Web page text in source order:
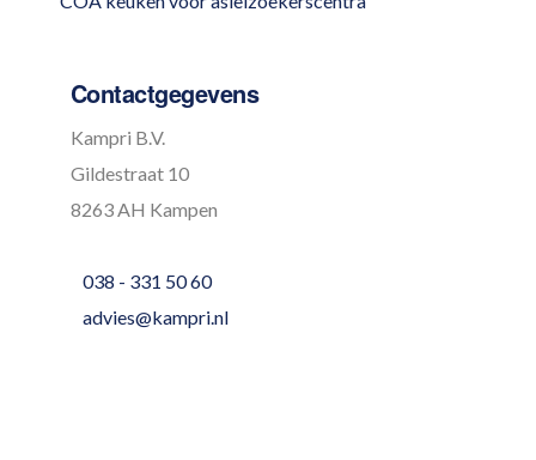
Contactgegevens
Kampri B.V.
Gildestraat 10
8263 AH Kampen
038 - 331 50 60
advies@kampri.nl